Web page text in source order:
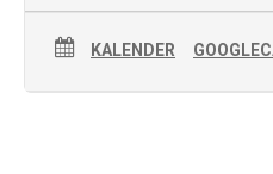
KALENDER